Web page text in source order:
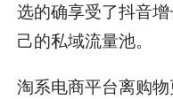
选的确享受了抖音
己的私域流量池。
淘系电商平台离购